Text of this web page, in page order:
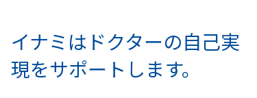
イナミはドクターの自己実
現をサポートします。